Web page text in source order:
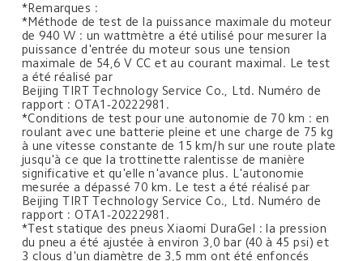
*Remarques :
*Méthode de test de la puissance maximale du moteur
de 940 W : un wattmètre a été utilisé pour mesurer la
puissance d'entrée du moteur sous une tension
maximale de 54,6 V CC et au courant maximal. Le test
a été réalisé par
Beijing TIRT Technology Service Co., Ltd. Numéro de
rapport : OTA1-20222981.
*Conditions de test pour une autonomie de 70 km : en
roulant avec une batterie pleine et une charge de 75 kg
à une vitesse constante de 15 km/h sur une route plate
jusqu'à ce que la trottinette ralentisse de manière
significative et qu'elle n'avance plus. L'autonomie
mesurée a dépassé 70 km. Le test a été réalisé par
Beijing TIRT Technology Service Co., Ltd. Numéro de
rapport : OTA1-20222981.
*Test statique des pneus Xiaomi DuraGel : la pression
du pneu a été ajustée à environ 3,0 bar (40 à 45 psi) et
3 clous d'un diamètre de 3,5 mm ont été enfoncés